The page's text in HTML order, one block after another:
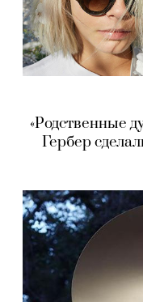
«Родственные
Гербер